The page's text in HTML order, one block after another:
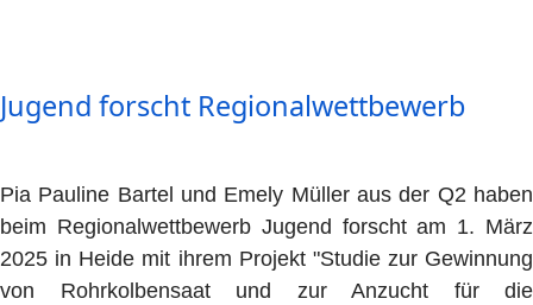
Jugend forscht Regionalwettbewerb
Pia Pauline Bartel und Emely Müller aus der Q2 haben
beim Regionalwettbewerb Jugend forscht am 1. März
2025 in Heide mit ihrem Projekt "Studie zur Gewinnung
von Rohrkolbensaat und zur Anzucht für die